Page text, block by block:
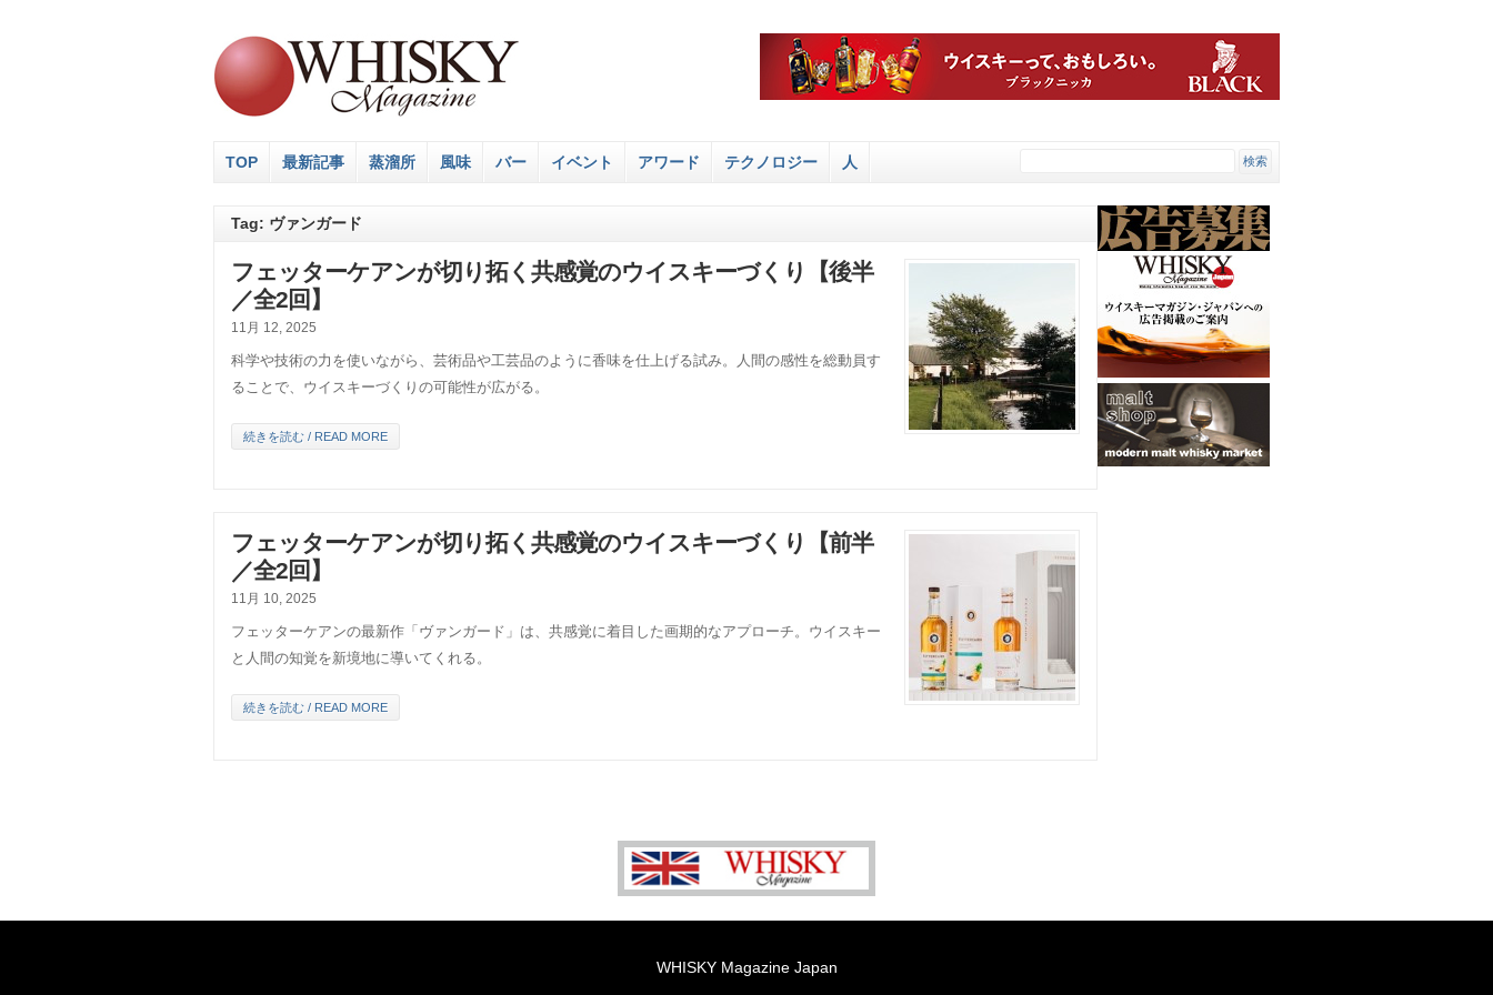
TOP 最新記事 蒸溜所 風味 バー イベント アワード テクノロジー 人
Tag: ヴァンガード
フェッターケアンが切り拓く共感覚のウイスキーづくり【後半
／全2回】
11月 12, 2025
科学や技術の力を使いながら、芸術品や工芸品のように香味を仕上げる試み。人間の感性を総動員す
ることで、ウイスキーづくりの可能性が広がる。
続きを読む / READ MORE
フェッターケアンが切り拓く共感覚のウイスキーづくり【前半
／全2回】
11月 10, 2025
フェッターケアンの最新作「ヴァンガード」は、共感覚に着目した画期的なアプローチ。ウイスキー
と人間の知覚を新境地に導いてくれる。
続きを読む / READ MORE
WHISKY Magazine Japan